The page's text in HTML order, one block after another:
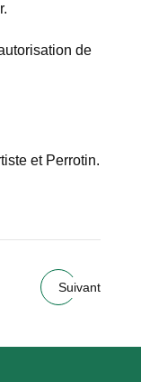
de
et Perrotin.
Suivant